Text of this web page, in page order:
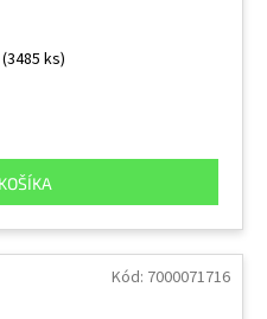
(3485 ks)
Kód: 7000071716